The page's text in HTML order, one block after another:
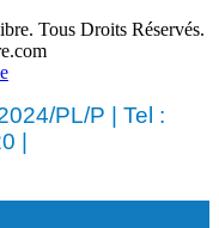
Tous Droits Réservés.
PL/P | Tel :
|